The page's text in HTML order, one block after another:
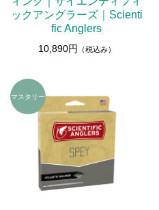
ックアングラーズ｜Scienti
fic Anglers
10,890円 （税込み）